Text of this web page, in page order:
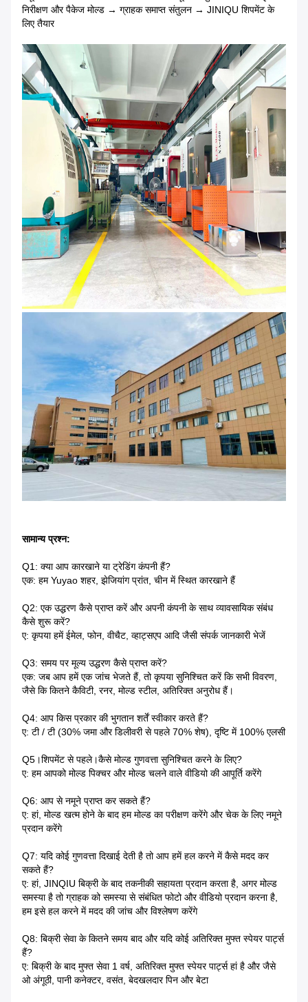
निरीक्षण और पैकेज मोल्ड → ग्राहक समाप्त संतुलन → JINIQU शिपमेंट के
लिए तैयार
सामान्य प्रश्न:
Q1: क्या आप कारखाने या ट्रेडिंग कंपनी हैं?
एक: हम Yuyao शहर, झेजियांग प्रांत, चीन में स्थित कारखाने हैं
Q2: एक उद्धरण कैसे प्राप्त करें और अपनी कंपनी के साथ व्यावसायिक संबंध
कैसे शुरू करें?
ए: कृपया हमें ईमेल, फोन, वीचैट, व्हाट्सएप आदि जैसी संपर्क जानकारी भेजें
Q3: समय पर मूल्य उद्धरण कैसे प्राप्त करें?
एक: जब आप हमें एक जांच भेजते हैं, तो कृपया सुनिश्चित करें कि सभी विवरण,
जैसे कि कितने कैविटी, रनर, मोल्ड स्टील, अतिरिक्त अनुरोध हैं।
Q4: आप किस प्रकार की भुगतान शर्तें स्वीकार करते हैं?
ए: टी / टी (30% जमा और डिलीवरी से पहले 70% शेष), दृष्टि में 100% एलसी
Q5।शिपमेंट से पहले।कैसे मोल्ड गुणवत्ता सुनिश्चित करने के लिए?
ए: हम आपको मोल्ड पिक्चर और मोल्ड चलने वाले वीडियो की आपूर्ति करेंगे
Q6: आप से नमूने प्राप्त कर सकते हैं?
ए: हां, मोल्ड खत्म होने के बाद हम मोल्ड का परीक्षण करेंगे और चेक के लिए नमूने
प्रदान करेंगे
Q7: यदि कोई गुणवत्ता दिखाई देती है तो आप हमें हल करने में कैसे मदद कर
सकते हैं?
ए: हां, JINQIU बिक्री के बाद तकनीकी सहायता प्रदान करता है, अगर मोल्ड
समस्या है तो ग्राहक को समस्या से संबंधित फोटो और वीडियो प्रदान करना है,
हम इसे हल करने में मदद की जांच और विश्लेषण करेंगे
Q8: बिक्री सेवा के कितने समय बाद और यदि कोई अतिरिक्त मुफ्त स्पेयर पार्ट्स
हैं?
ए: बिक्री के बाद मुफ्त सेवा 1 वर्ष, अतिरिक्त मुफ्त स्पेयर पार्ट्स हां है और जैसे
ओ अंगूठी, पानी कनेक्टर, वसंत, बेदखलदार पिन और बेटा